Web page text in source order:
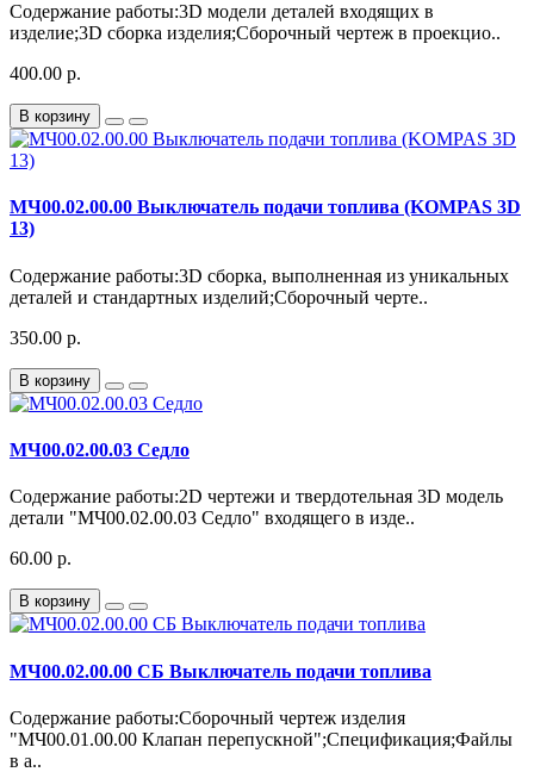
Содержание работы:3D модели деталей входящих в
изделие;3D сборка изделия;Сборочный чертеж в проекцио..
400.00 р.
В корзину
МЧ00.02.00.00 Выключатель подачи топлива (KOMPAS 3D
13)
Содержание работы:3D сборка, выполненная из уникальных
деталей и стандартных изделий;Сборочный черте..
350.00 р.
В корзину
МЧ00.02.00.03 Седло
Содержание работы:2D чертежи и твердотельная 3D модель
детали "МЧ00.02.00.03 Седло" входящего в изде..
60.00 р.
В корзину
МЧ00.02.00.00 СБ Выключатель подачи топлива
Содержание работы:Сборочный чертеж изделия
"МЧ00.01.00.00 Клапан перепускной";Спецификация;Файлы
в а..